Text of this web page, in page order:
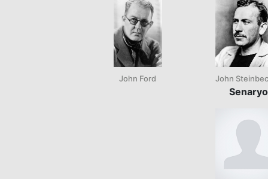
John Ford John
Senaryo